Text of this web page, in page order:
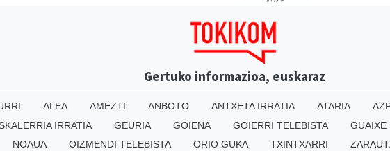
Gertuko informazioa, euskaraz
ALEA AMEZTI ANBOTO ANTXETA IRRATIA ATARIA
IRRATIA GEURIA GOIENA GOIERRI TELEBISTA
GUAIXE
NOAUA OIZMENDI TELEBISTA ORIO GUKA TXINTXARRI